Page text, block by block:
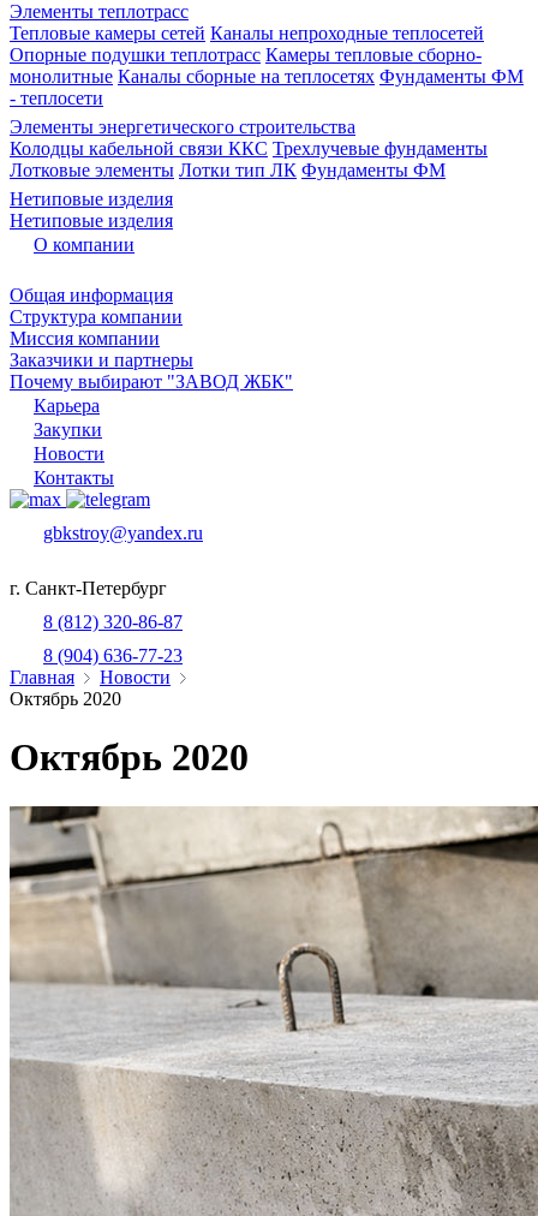
Элементы теплотрасс
Тепловые камеры сетей Каналы непроходные теплосетей
Опорные подушки теплотрасс Камеры тепловые сборно-
монолитные Каналы сборные на теплосетях Фундаменты ФМ
- теплосети
Элементы энергетического строительства
Колодцы кабельной связи ККС Трехлучевые фундаменты
Лотковые элементы Лотки тип ЛК Фундаменты ФМ
Нетиповые изделия
Нетиповые изделия
О компании
Общая информация
Структура компании
Миссия компании
Заказчики и партнеры
Почему выбирают "ЗАВОД ЖБК"
Карьера
Закупки
Новости
Контакты
gbkstroy@yandex.ru
г. Санкт-Петербург
8 (812) 320-86-87
8 (904) 636-77-23
Главная
Новости
Октябрь 2020
Октябрь 2020